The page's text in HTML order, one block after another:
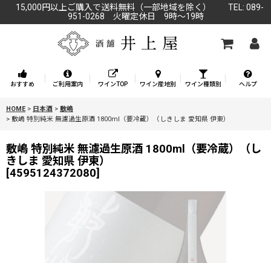
15,000円以上ご購入で送料無料（一部地域を除く） TEL: 089-
951-0268 火曜定休日 9時～19時
おすすめ ご利用案内 ワインTOP ワイン産地別 ワイン種類別 ヘルプ
HOME > 日本酒 > 敷嶋
> 敷嶋 特別純米 無濾過生原酒 1800ml（要冷蔵）（しきしま 愛知県 伊東）
敷嶋 特別純米 無濾過生原酒 1800ml（要冷蔵）（し
きしま 愛知県 伊東）
[4595124372080]